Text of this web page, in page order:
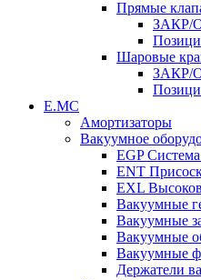
Прямые
ЗАКР/
Шаровые
ЗАКР/
Е.МС
Амортизаторы
Вакуумное
EGP
ENT
EXL
Вакуумные
Вакуумные
Вакуумные
Вакуумные
Держатели